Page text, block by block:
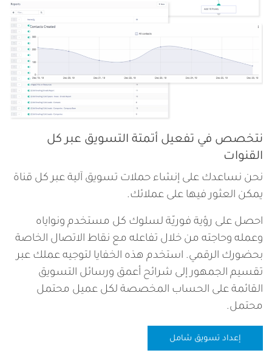
نتخصص في تفعيل أتمتة التسويق عبر كل
القنوات
نحن نساعدك على إنشاء حملات تسويق آلية عبر كل قناة
يمكن العثور فيها على عملائك.
احصل على رؤية فوريّة لسلوك كل مستخدم ونواياه
وعمله وحاجته من خلال تفاعله مع نقاط الاتصال الخاصة
بحضورك الرقمي. استخدم هذه الخفايا لتوجيه عملك عبر
تقسيم الجمهور إلى شرائح أعمق ورسائل التسويق
القائمة على الحساب المخصصة لكل عميل محتمل
محتمل.
إعداد تسويق شامل